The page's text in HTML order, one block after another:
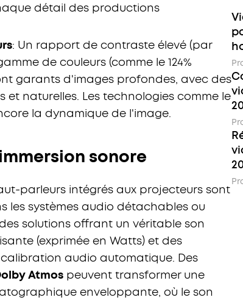
détail des productions
: Un rapport de contraste élevé (par
de couleurs (comme le 124%
garants d'images profondes, avec des
et naturelles. Les technologies comme le
la dynamique de l'image.
sonore
parleurs intégrés aux projecteurs sont
les systèmes audio détachables ou
solutions offrant un véritable son
(exprimée en Watts) et des
audio automatique. Des
Atmos peuvent transformer une
enveloppante, où le son